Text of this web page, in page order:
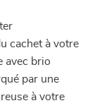
cachet à votre
avec brio
par une
à votre